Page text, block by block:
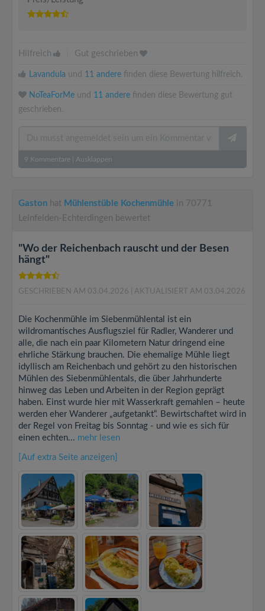
Hilfreich Gut geschrieben
Lavandula und 11 andere finden diese Bewertung hilfreich.
NoTeaForMe und 11 andere finden diese Bewertung gut
geschrieben.
9 Kommentare Ausklappen
Gaston hat Mühlenstüble Kochenmühle in 70771
Leinfelden-Echterdingen bewertet
"Wo der Reichenbach rauscht und der Besen
hängt"
GESCHRIEBEN AM 03.04.2026 | AKTUALISIERT AM 03.04.2026
Die Kochenmühle im Siebenmühlental ist ein
wildromantisches Ausflugsziel für Radler, Wanderer und
alle, die nach ein paar Kilometern Natur dringend eine
ehrliche Stärkung brauchen. Die ehemalige Mühle liegt
idyllisch am Reichenbach und gehört zu den historischen
Mühlen des Siebenmühlentals, die über Jahrhunderte
hinweg das Leben und Arbeiten in der Region geprägt
haben. Einst wurde hier mit Wasserkraft gemahlen – heute
werden eher Wanderer „aufgetankt“. Bewirtschaftet wird in
der Regel von Freitag bis Sonntag - und wie es sich für
einen echten... mehr lesen
[Auf extra Seite anzeigen]